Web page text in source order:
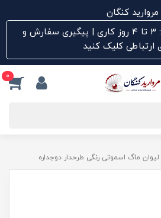
مروارید کنگان
آماده‌سازی سفارش‌ها: ۳ تا ۴ روز کاری | پیگیری سفارش و
ارتباطی کلیک کنید
0
لیوان ماگ اسموتی رنگی طرحدار دوجداره